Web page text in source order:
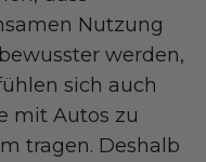
Nutzung
werden,
sich auch
mit Autos zu
tragen. Deshalb